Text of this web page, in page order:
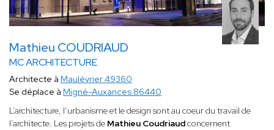
Mathieu COUDRIAUD
MC ARCHITECTURE
Architecte à Maulévrier 49360
Se déplace à Migné-Auxances 86440
L’architecture, l’urbanisme et le design sont au coeur du travail de
l’architecte. Les projets de Mathieu Coudriaudconcernent